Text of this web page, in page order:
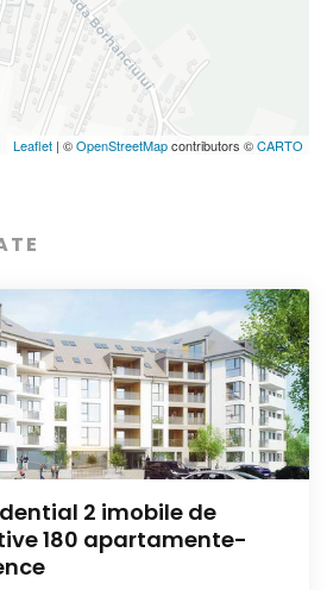
Leaflet | ©OpenStreetMapcontributors ©CARTO
2 imobile de
180 apartamente-